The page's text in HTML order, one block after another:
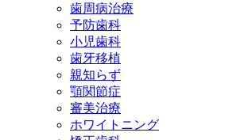
歯周病治療
予防歯科
小児歯科
歯牙移植
親知らず
顎関節症
審美治療
ホワイトニング